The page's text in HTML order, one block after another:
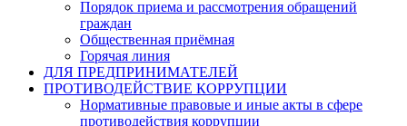
Порядок приема и рассмотрения обращений
граждан
Общественная приёмная
Горячая линия
ДЛЯ ПРЕДПРИНИМАТЕЛЕЙ
ПРОТИВОДЕЙСТВИЕ КОРРУПЦИИ
Нормативные правовые и иные акты в сфере
противодействия коррупции